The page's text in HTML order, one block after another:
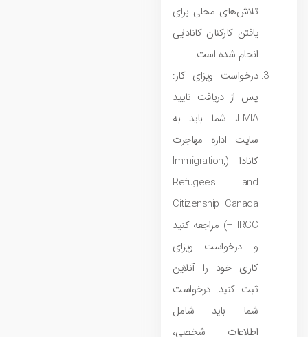
تلاش‌های محلی برای
یافتن کارکنان کانادایی
انجام شده است.
درخواست ویزای کار:
پس از دریافت تایید
LMIA، شما باید به
سایت اداره مهاجرت
کانادا (Immigration,
Refugees and
Citizenship Canada
– IRCC) مراجعه کنید
و درخواست ویزای
کاری خود را آنلاین
ثبت کنید. درخواست
شما باید شامل
اطلاعات شخصی،